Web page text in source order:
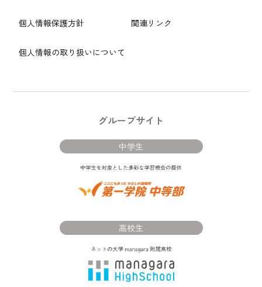
個人情報保護方針
個人情報の取り扱いについて
関連リンク
グループサイト
中学生
高校生